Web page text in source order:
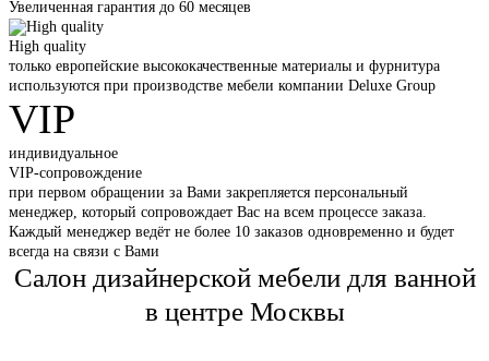
Увеличенная гарантия до 60 месяцев
High quality
только европейские высококачественные материалы и фурнитура
используются при производстве мебели компании Deluxe Group
VIP
индивидуальное
VIP-сопровождение
при первом обращении за Вами закрепляется персональный
менеджер, который сопровождает Вас на всем процессе заказа.
Каждый менеджер ведёт не более 10 заказов одновременно и будет
всегда на связи с Вами
Салон дизайнерской мебели для ванной
в центре Москвы